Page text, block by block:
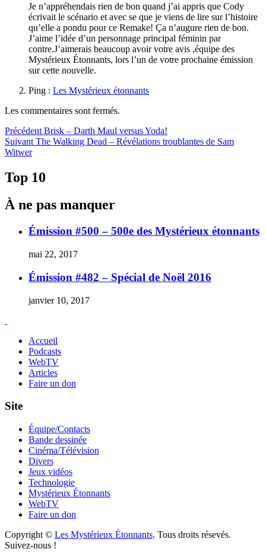
Je n’appréhendais rien de bon quand j’ai appris que Cody
écrivait le scénario et avec se que je viens de lire sur l’histoire
qu’elle a pondu pour ce Remake! Ça n’augure rien de bon.
J’aime l’idée d’un personnage principal féminin par
contre.J’aimerais beaucoup avoir votre avis ,équipe des
Mystérieux Étonnants, lors l’un de votre prochaine émission
sur cette nouvelle.
Ping : Les Mystérieux étonnants
Les commentaires sont fermés.
Navigation
de
Précédent Article
précédent :
Brisk – Darth Maul versus Yoda!
Suivant Article
The Walking Dead – Révélations troublantes de Sam
Witwer
Top 10
À ne pas manquer
Émission #500 – 500e des Mystérieux étonnants
mai 22, 2017
Émission #482 – Spécial de Noël 2016
janvier 10, 2017
Accueil
Podcasts
WebTV
Articles
Faire un don
Site
Équipe/Contacts
Bande dessinée
Cinéma/Télévision
Divers
Jeux vidéos
Technologie
Mystérieux Étonnants
WebTV
Faire un don
Copyright © Les Mystérieux Étonnants. Tous droits résevés.
Suivez-nous !